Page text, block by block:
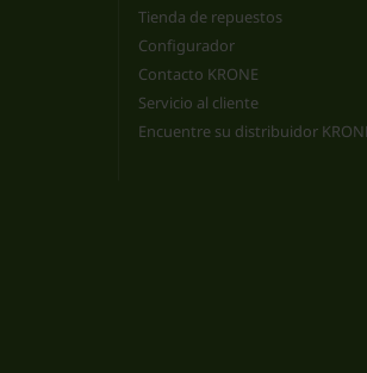
Tienda de repuestos
Configurador
Contacto KRONE
Servicio al cliente
Encuentre su distribuidor